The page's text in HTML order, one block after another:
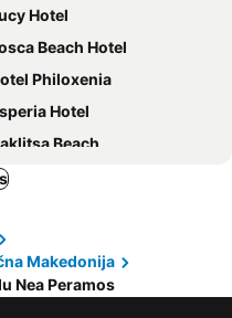
Hotel
Beach Hotel
Philoxenia
Hotel
Beach
Hotel Kavala
Hotel
Suites
City Hotel & Spa
Makedonija
Nea Peramos